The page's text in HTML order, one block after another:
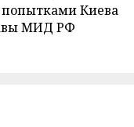
попытками Киева
МИД РФ